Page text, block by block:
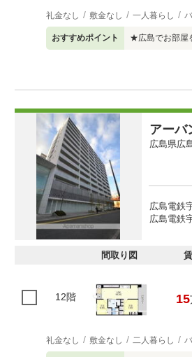
礼金なし 敷金なし 一人暮らし
おすすめポイント ★広島でお部屋
アー
広島県広
広島電鉄
広島電鉄
間取り図
12階 15
礼金なし 敷金なし 二人暮らし